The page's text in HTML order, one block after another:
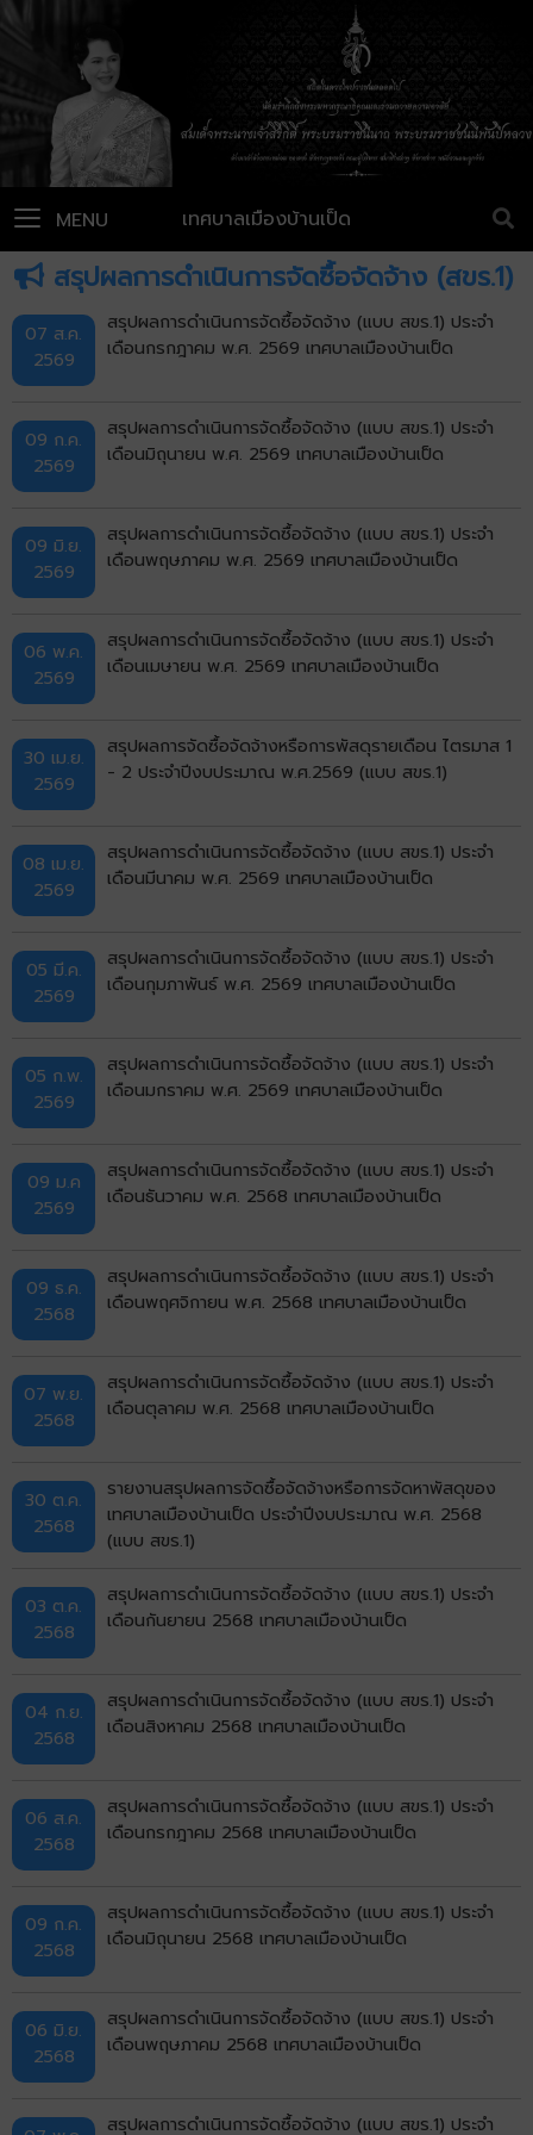
เทศบาลเมืองบ้านเป็ด
MENU
สรุปผลการดำเนินการจัดซื้อจัดจ้าง (สขร.1)
07 ส.ค.
2569
สรุปผลการดำเนินการจัดซื้อจัดจ้าง (แบบ สขร.1) ประจำ
เดือนกรกฎาคม พ.ศ. 2569 เทศบาลเมืองบ้านเป็ด
09 ก.ค.
2569
สรุปผลการดำเนินการจัดซื้อจัดจ้าง (แบบ สขร.1) ประจำ
เดือนมิถุนายน พ.ศ. 2569 เทศบาลเมืองบ้านเป็ด
09 มิ.ย.
2569
สรุปผลการดำเนินการจัดซื้อจัดจ้าง (แบบ สขร.1) ประจำ
เดือนพฤษภาคม พ.ศ. 2569 เทศบาลเมืองบ้านเป็ด
06 พ.ค.
2569
สรุปผลการดำเนินการจัดซื้อจัดจ้าง (แบบ สขร.1) ประจำ
เดือนเมษายน พ.ศ. 2569 เทศบาลเมืองบ้านเป็ด
30 เม.ย.
2569
สรุปผลการจัดซื้อจัดจ้างหรือการพัสดุรายเดือน ไตรมาส 1
- 2 ประจำปีงบประมาณ พ.ศ.2569 (แบบ สขร.1)
08 เม.ย.
2569
สรุปผลการดำเนินการจัดซื้อจัดจ้าง (แบบ สขร.1) ประจำ
เดือนมีนาคม พ.ศ. 2569 เทศบาลเมืองบ้านเป็ด
05 มี.ค.
2569
สรุปผลการดำเนินการจัดซื้อจัดจ้าง (แบบ สขร.1) ประจำ
เดือนกุมภาพันธ์ พ.ศ. 2569 เทศบาลเมืองบ้านเป็ด
05 ก.พ.
2569
สรุปผลการดำเนินการจัดซื้อจัดจ้าง (แบบ สขร.1) ประจำ
เดือนมกราคม พ.ศ. 2569 เทศบาลเมืองบ้านเป็ด
09 ม.ค
2569
สรุปผลการดำเนินการจัดซื้อจัดจ้าง (แบบ สขร.1) ประจำ
เดือนธันวาคม พ.ศ. 2568 เทศบาลเมืองบ้านเป็ด
09 ธ.ค.
2568
สรุปผลการดำเนินการจัดซื้อจัดจ้าง (แบบ สขร.1) ประจำ
เดือนพฤศจิกายน พ.ศ. 2568 เทศบาลเมืองบ้านเป็ด
07 พ.ย.
2568
สรุปผลการดำเนินการจัดซื้อจัดจ้าง (แบบ สขร.1) ประจำ
เดือนตุลาคม พ.ศ. 2568 เทศบาลเมืองบ้านเป็ด
30 ต.ค.
2568
รายงานสรุปผลการจัดซื้อจัดจ้างหรือการจัดหาพัสดุของ
เทศบาลเมืองบ้านเป็ด ประจำปีงบประมาณ พ.ศ. 2568
(แบบ สขร.1)
03 ต.ค.
2568
สรุปผลการดำเนินการจัดซื้อจัดจ้าง (แบบ สขร.1) ประจำ
เดือนกันยายน 2568 เทศบาลเมืองบ้านเป็ด
04 ก.ย.
2568
สรุปผลการดำเนินการจัดซื้อจัดจ้าง (แบบ สขร.1) ประจำ
เดือนสิงหาคม 2568 เทศบาลเมืองบ้านเป็ด
06 ส.ค.
2568
สรุปผลการดำเนินการจัดซื้อจัดจ้าง (แบบ สขร.1) ประจำ
เดือนกรกฎาคม 2568 เทศบาลเมืองบ้านเป็ด
09 ก.ค.
2568
สรุปผลการดำเนินการจัดซื้อจัดจ้าง (แบบ สขร.1) ประจำ
เดือนมิถุนายน 2568 เทศบาลเมืองบ้านเป็ด
06 มิ.ย.
2568
สรุปผลการดำเนินการจัดซื้อจัดจ้าง (แบบ สขร.1) ประจำ
เดือนพฤษภาคม 2568 เทศบาลเมืองบ้านเป็ด
สรุปผลการดำเนินการจัดซื้อจัดจ้าง (แบบ สขร.1) ประจำ